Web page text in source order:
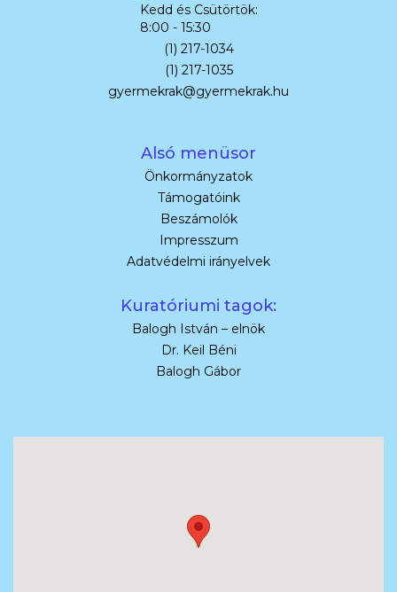
Kedd és Csütörtök:
8:00 - 15:30
(1) 217-1034
(1) 217-1035
gyermekrak@gyermekrak.hu
Alsó menüsor
Önkormányzatok
Támogatóink
Beszámolók
Impresszum
Adatvédelmi irányelvek
Kuratóriumi tagok:
Balogh István – elnök
Dr. Keil Béni
Balogh Gábor